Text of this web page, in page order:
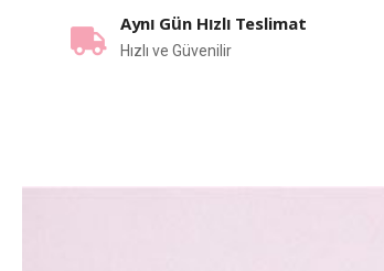
Aynı Gün Hızlı Teslimat
Hızlı ve Güvenilir